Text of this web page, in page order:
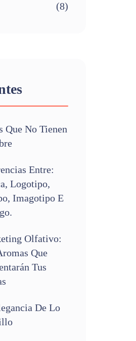
(8)
Que No Tienen
Entre:
Logotipo,
Imagotipo E
Olfativo:
Que
Tus
De Lo